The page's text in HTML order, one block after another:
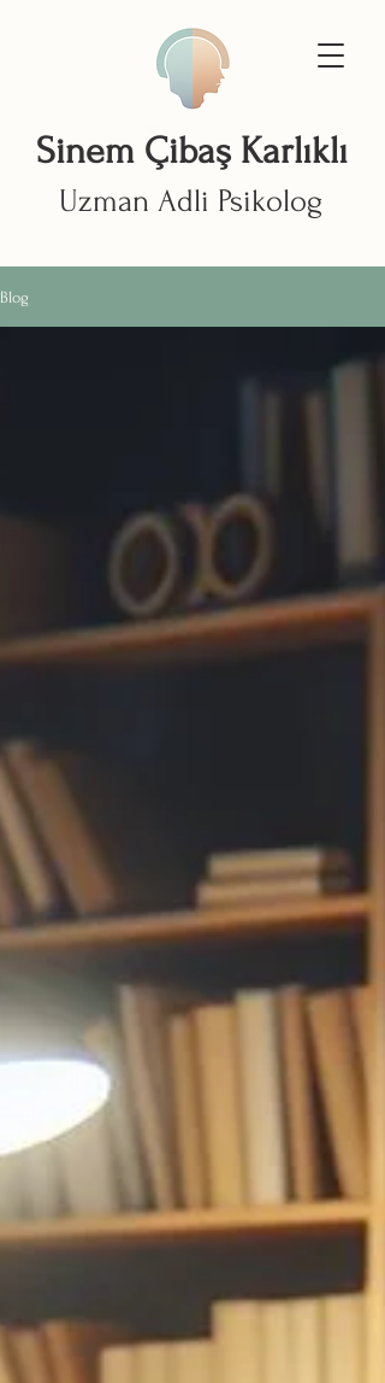
Sinem Çibaş Karlıklı
Uzman Adli Psikolog
Blog